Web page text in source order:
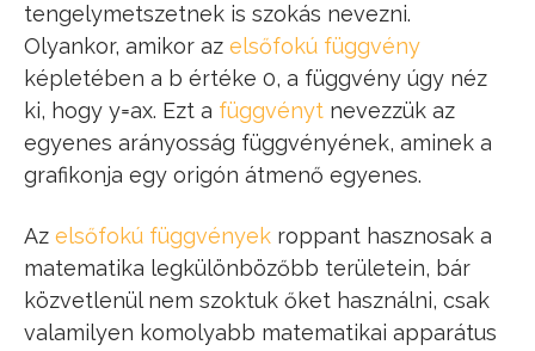
tengelymetszetnek is szokás nevezni.
Olyankor, amikor az elsőfokú függvény
képletében a b értéke 0, a függvény úgy néz
ki, hogy y=ax. Ezt a függvényt nevezzük az
egyenes arányosság függvényének, aminek a
grafikonja egy origón átmenő egyenes.
Az elsőfokú függvények roppant hasznosak a
matematika legkülönbözőbb területein, bár
közvetlenül nem szoktuk őket használni, csak
valamilyen komolyabb matematikai apparátus